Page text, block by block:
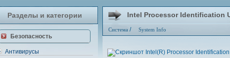
Разделы и категории
Безопасность
Антивирусы
Intel Processor Identification
Система / System Info